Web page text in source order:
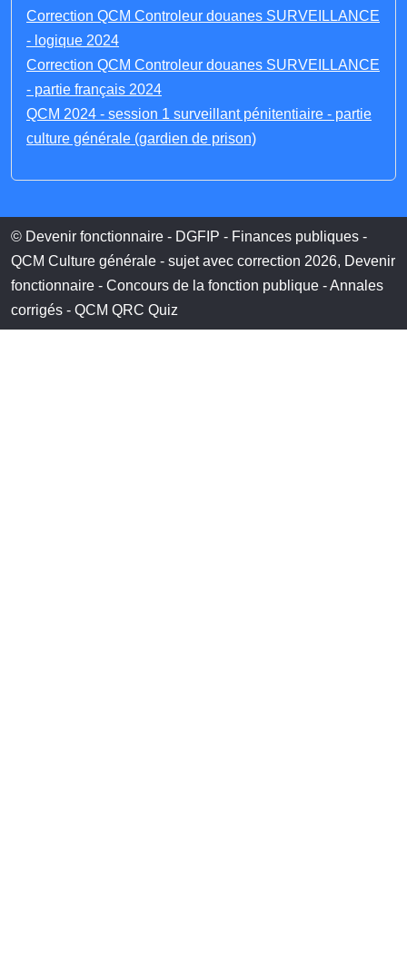
Correction QCM Controleur douanes SURVEILLANCE
- logique 2024
Correction QCM Controleur douanes SURVEILLANCE
- partie français 2024
QCM 2024 - session 1 surveillant pénitentiaire - partie
culture générale (gardien de prison)
© Devenir fonctionnaire - DGFIP - Finances publiques -
QCM Culture générale - sujet avec correction 2026, Devenir
fonctionnaire - Concours de la fonction publique - Annales
corrigés - QCM QRC Quiz